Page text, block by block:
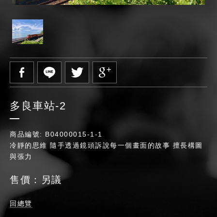
多良車站-2
商品編號: B04000015-1-1
冷靜的思維 隨手透過鏡頭訴說每一個畫面的故事 擅長構圖
與張力
售價：另議
回總覽